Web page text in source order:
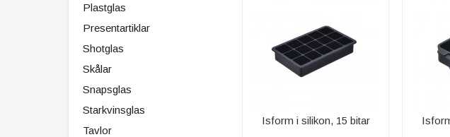
Plastglas
Presentartiklar
Shotglas
Skålar
Snapsglas
Starkvinsglas
Tavlor
Isform i silikon, 15 bitar